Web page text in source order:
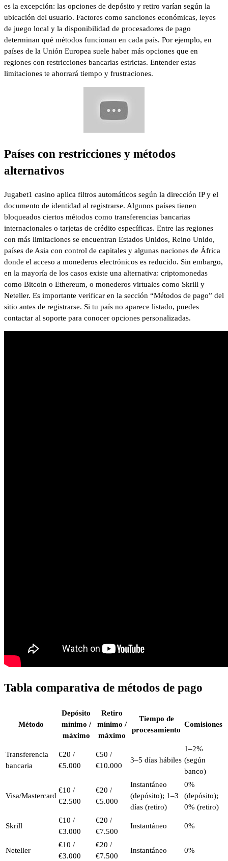
es la excepción: las opciones de depósito y retiro varían según la
ubicación del usuario. Factores como sanciones económicas, leyes
de juego local y la disponibilidad de procesadores de pago
determinan qué métodos funcionan en cada país. Por ejemplo, en
países de la Unión Europea suele haber más opciones que en
regiones con restricciones bancarias estrictas. Entender estas
limitaciones te ahorrará tiempo y frustraciones.
Países con restricciones y métodos
alternativos
Jugabet1 casino aplica filtros automáticos según la dirección IP y el
documento de identidad al registrarse. Algunos países tienen
bloqueados ciertos métodos como transferencias bancarias
internacionales o tarjetas de crédito específicas. Entre las regiones
con más limitaciones se encuentran Estados Unidos, Reino Unido,
países de Asia con control de capitales y algunas naciones de África
donde el acceso a monederos electrónicos es reducido. Sin embargo,
en la mayoría de los casos existe una alternativa: criptomonedas
como Bitcoin o Ethereum, o monederos virtuales como Skrill y
Neteller. Es importante verificar en la sección “Métodos de pago” del
sitio antes de registrarse. Si tu país no aparece listado, puedes
contactar al soporte para conocer opciones personalizadas.
Tabla comparativa de métodos de pago
Método
Depósito
mínimo /
máximo
Retiro
mínimo /
máximo
Tiempo de
procesamiento
Comisiones
Transferencia
bancaria
€20 /
€5.000
€50 /
€10.000
3–5 días hábiles
1–2%
(según
banco)
Visa/Mastercard
€10 /
€2.500
€20 /
€5.000
Instantáneo
(depósito); 1–3
días (retiro)
0%
(depósito);
0% (retiro)
Skrill
€10 /
€3.000
€20 /
€7.500
Instantáneo 0%
Neteller
€10 /
€3.000
€20 /
€7.500
Instantáneo 0%